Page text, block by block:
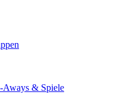
Aways & Spiele